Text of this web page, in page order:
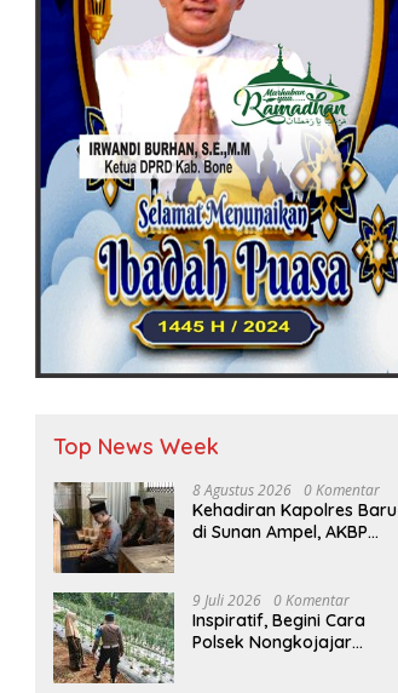
Top News Week
8 Agustus 2026 0 Komentar
Kehadiran Kapolres Baru
di Sunan Ampel, AKBP
Ulama”
9 Juli 2026 0 Komentar
Inspiratif, Begini Cara
Polsek Nongkojajar